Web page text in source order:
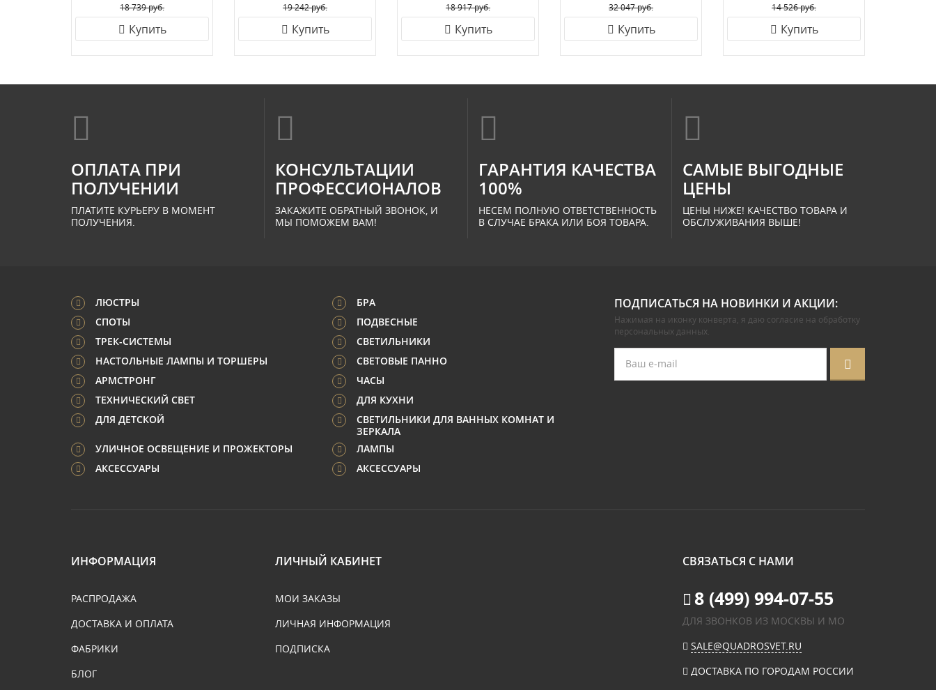
18 739 руб.
Купить
19 242 руб.
Купить
18 917 руб.
Купить
32 047 руб.
Купить
14 526 руб.
Купить
ОПЛАТА ПРИ
ПОЛУЧЕНИИ
ПЛАТИТЕ КУРЬЕРУ В МОМЕНТ
ПОЛУЧЕНИЯ.
КОНСУЛЬТАЦИИ
ПРОФЕССИОНАЛОВ
ЗАКАЖИТЕ ОБРАТНЫЙ ЗВОНОК, И
МЫ ПОМОЖЕМ ВАМ!
ГАРАНТИЯ КАЧЕСТВА
100%
НЕСЕМ ПОЛНУЮ ОТВЕТСТВЕННОСТЬ
В СЛУЧАЕ БРАКА ИЛИ БОЯ ТОВАРА.
САМЫЕ ВЫГОДНЫЕ
ЦЕНЫ
ЦЕНЫ НИЖЕ! КАЧЕСТВО ТОВАРА И
ОБСЛУЖИВАНИЯ ВЫШЕ!
ЛЮСТРЫ
БРА
СПОТЫ
ПОДВЕСНЫЕ
ТРЕК-СИСТЕМЫ
СВЕТИЛЬНИКИ
НАСТОЛЬНЫЕ ЛАМПЫ И ТОРШЕРЫ
СВЕТОВЫЕ ПАННО
АРМСТРОНГ
ЧАСЫ
ТЕХНИЧЕСКИЙ СВЕТ
ДЛЯ КУХНИ
ДЛЯ ДЕТСКОЙ
СВЕТИЛЬНИКИ ДЛЯ ВАННЫХ КОМНАТ И
ЗЕРКАЛА
УЛИЧНОЕ ОСВЕЩЕНИЕ И ПРОЖЕКТОРЫ
ЛАМПЫ
АКСЕССУАРЫ
АКСЕССУАРЫ
ПОДПИСАТЬСЯ НА НОВИНКИ И АКЦИИ:
Нажимая на иконку конверта, я даю согласие на обработку
персональных данных.
ИНФОРМАЦИЯ
РАСПРОДАЖА
ДОСТАВКА И ОПЛАТА
ФАБРИКИ
БЛОГ
ЛИЧНЫЙ КАБИНЕТ
МОИ ЗАКАЗЫ
ЛИЧНАЯ ИНФОРМАЦИЯ
ПОДПИСКА
СВЯЗАТЬСЯ С НАМИ
8 (499) 994-07-55
ДЛЯ ЗВОНКОВ ИЗ МОСКВЫ И МО
SALE@QUADROSVET.RU
ДОСТАВКА ПО ГОРОДАМ РОССИИ